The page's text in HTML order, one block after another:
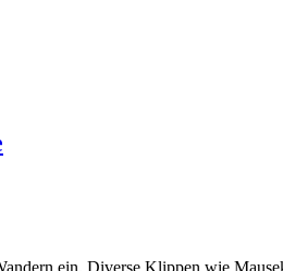
ein. Diverse Klippen wie